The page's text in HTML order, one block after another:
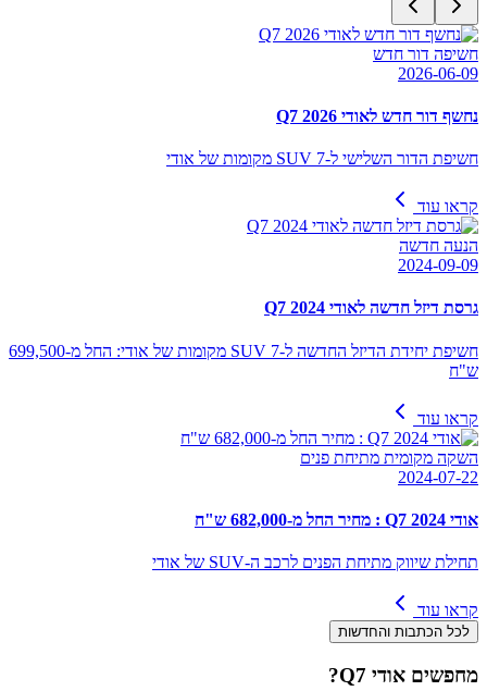
חשיפה דור חדש
2026-06-09
נחשף דור חדש לאודי Q7 2026
חשיפת הדור השלישי ל-SUV 7 מקומות של אודי
קראו עוד
הנעה חדשה
2024-09-09
גרסת דיזל חדשה לאודי Q7 2024
חשיפת יחידת הדיזל החדשה ל-SUV 7 מקומות של אודי: החל מ-699,500
ש"ח
קראו עוד
השקה מקומית מתיחת פנים
2024-07-22
אודי Q7 2024 : מחיר החל מ-682,000 ש"ח
תחילת שיווק מתיחת הפנים לרכב ה-SUV של אודי
קראו עוד
לכל הכתבות והחדשות
מחפשים אודי Q7 ?